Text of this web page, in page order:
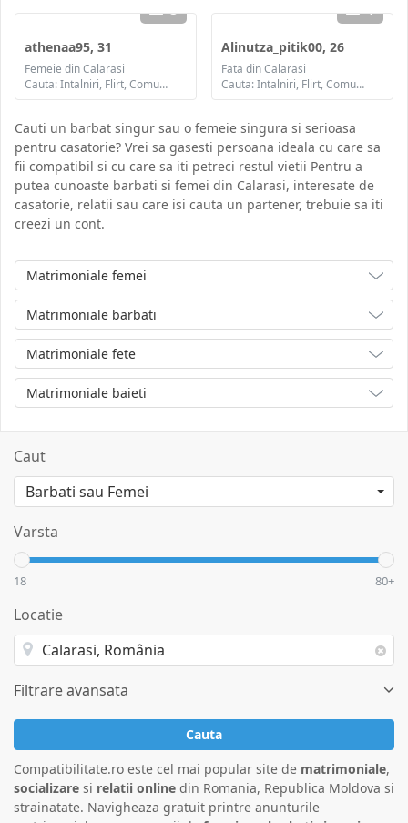
3
athenaa95, 31
Femeie din Calarasi
Cauta: Intalniri, Flirt, Comunicare / chat, Prietenie, Casatorie
1
Alinutza_pitik00, 26
Fata din Calarasi
Cauta: Intalniri, Flirt, Comunicare / chat, Prietenie, Casatorie
Cauti un barbat singur sau o femeie singura si serioasa
pentru casatorie? Vrei sa gasesti persoana ideala cu care sa
fii compatibil si cu care sa iti petreci restul vietii Pentru a
putea cunoaste barbati si femei din Calarasi, interesate de
casatorie, relatii sau care isi cauta un partener, trebuie sa iti
creezi un cont.
Matrimoniale femei
Matrimoniale barbati
Matrimoniale fete
Matrimoniale baieti
Caut
Varsta
18 80+
Locatie
Filtrare avansata
Cauta
Compatibilitate.ro este cel mai popular site de matrimoniale,
socializare si relatii online din Romania, Republica Moldova si
strainatate. Navigheaza gratuit printre anunturile